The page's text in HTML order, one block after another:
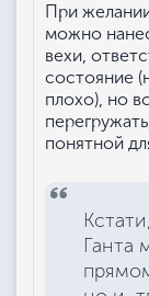
При
можно
вехи,
состояние
плохо), но
понятной
Ганта